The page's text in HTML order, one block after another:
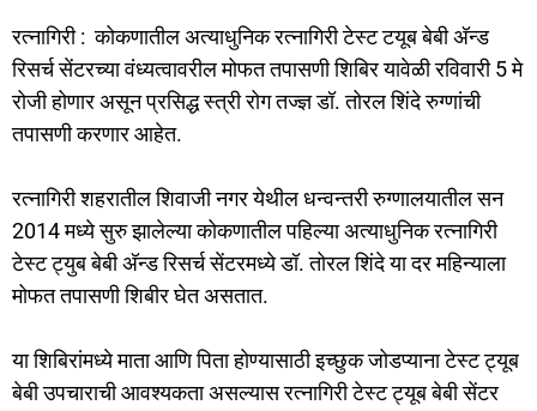
a
c
e
b
o
k
a
st
o
d
n
m
ai
l
ar
e
रत्नागिरी : कोकणातील अत्याधुनिक रत्नागिरी टेस्ट टयूब बेबी अ‍ॅन्ड
रिसर्च सेंटरच्या वंध्यत्वावरील मोफत तपासणी शिबिर यावेळी रविवारी 5 मे
रोजी होणार असून प्रसिद्ध स्त्री रोग तज्ज्ञ डॉ. तोरल शिंदे रुग्णांची
तपासणी करणार आहेत.
रत्नागिरी शहरातील शिवाजी नगर येथील धन्वन्तरी रुग्णालयातील सन
2014 मध्ये सुरु झालेल्या कोकणातील पहिल्या अत्याधुनिक रत्नागिरी
टेस्ट ट्युब बेबी अ‍ॅन्ड रिसर्च सेंटरमध्ये डॉ. तोरल शिंदे या दर महिन्याला
मोफत तपासणी शिबीर घेत असतात.
या शिबिरांमध्ये माता आणि पिता होण्यासाठी इच्छुक जोडप्याना टेस्ट ट्यूब
बेबी उपचाराची आवश्यकता असल्यास रत्नागिरी टेस्ट ट्यूब बेबी सेंटर